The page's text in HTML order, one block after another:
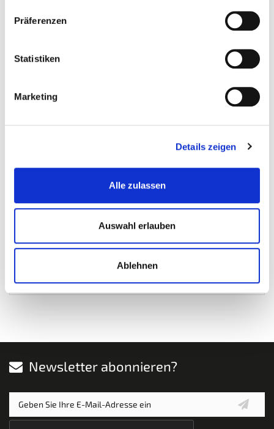
Präferenzen
Statistiken
Marketing
Details zeigen
Alle zulassen
Auswahl erlauben
Ablehnen
Gewicht: 0.1 kg
Versandkosten
Wunschliste
Newsletter abonnieren?